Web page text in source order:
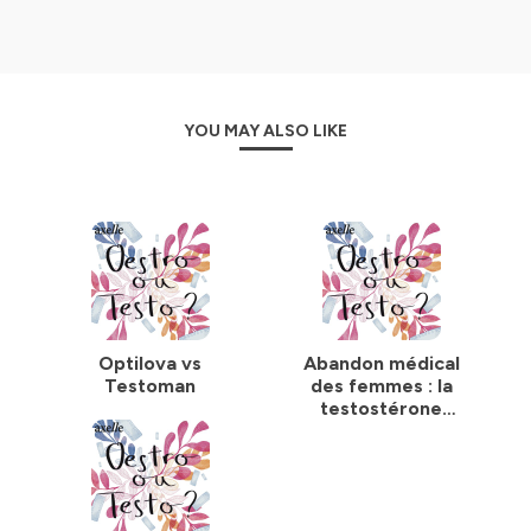
YOU MAY ALSO LIKE
Optilova vs
Testoman
Abandon médical
des femmes : la
testostérone